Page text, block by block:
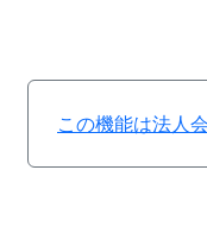
この機能は法人